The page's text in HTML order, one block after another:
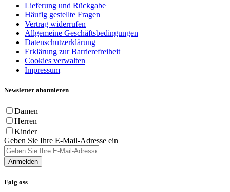
Lieferung und Rückgabe
Häufig gestellte Fragen
Vertrag widerrufen
Allgemeine Geschäftsbedingungen
Datenschutzerklärung
Erklärung zur Barrierefreiheit
Cookies verwalten
Impressum
Newsletter abonnieren
Damen
Herren
Kinder
Geben Sie Ihre E-Mail-Adresse ein
Anmelden
Følg oss